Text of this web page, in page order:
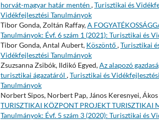
horvát-magyar határ mentén ,Turisztikai és
Vidékfejlesztési Tanulmányok
Tibor Gonda, Zoltán Raffay,A
Tanulmányok: Évf. 6 szám 1 (2021): Turisztikai és
Tibor Gonda, Antal Aubert, Köszöntő,Turisztikai
Vidékfejlesztési Tanulmányok
Zsuzsanna Zsibók, Ildikó Egyed,Az alapozó
turisztikai ágazatáról ,Turisztikai és
Tanulmányok
Norbert Sipos, Norbert Pap, János Keresnyei,
TURISZTIKAI KÖZPONT PROJEKT TURISZTIKAI
Tanulmányok: Évf. 5 szám 3 (2020): Turisztikai és